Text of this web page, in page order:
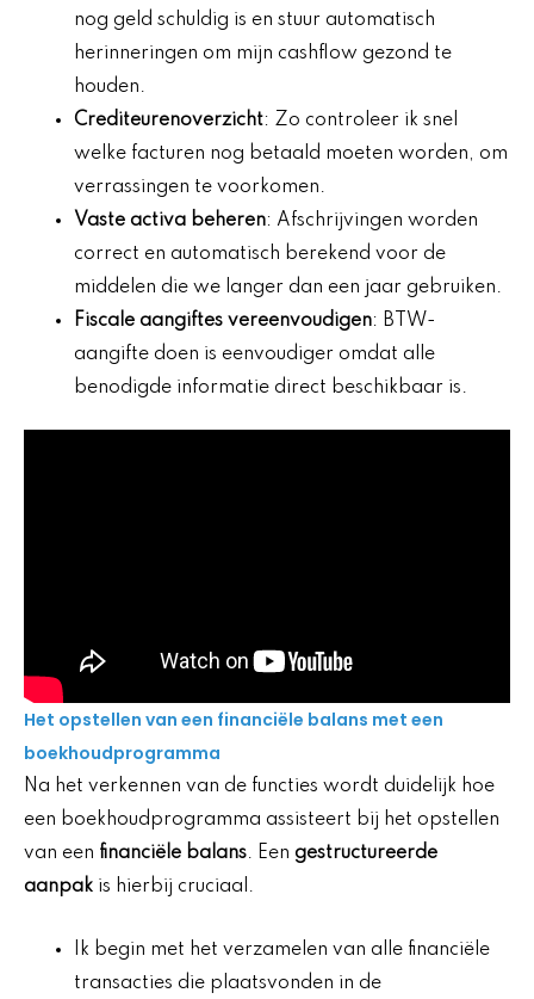
nog geld schuldig is en stuur automatisch
herinneringen om mijn cashflow gezond te
houden.
Crediteurenoverzicht: Zo controleer ik snel
welke facturen nog betaald moeten worden, om
verrassingen te voorkomen.
Vaste activa beheren: Afschrijvingen worden
correct en automatisch berekend voor de
middelen die we langer dan een jaar gebruiken.
Fiscale aangiftes vereenvoudigen: BTW-
aangifte doen is eenvoudiger omdat alle
benodigde informatie direct beschikbaar is.
Het opstellen van een financiële balans met een
boekhoudprogramma
Na het verkennen van de functies wordt duidelijk hoe
een boekhoudprogramma assisteert bij het opstellen
van een financiële balans. Een gestructureerde
aanpak is hierbij cruciaal.
Ik begin met het verzamelen van alle financiële
transacties die plaatsvonden in de